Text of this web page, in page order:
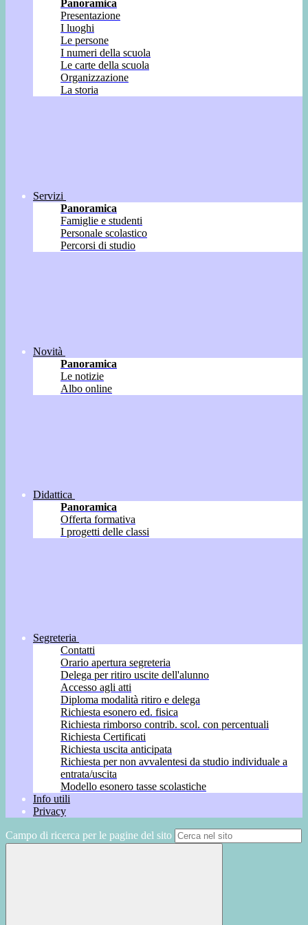
Panoramica
Presentazione
I luoghi
Le persone
I numeri della scuola
Le carte della scuola
Organizzazione
La storia
Servizi
Panoramica
Famiglie e studenti
Personale scolastico
Percorsi di studio
Novità
Panoramica
Le notizie
Albo online
Didattica
Panoramica
Offerta formativa
I progetti delle classi
Segreteria
Contatti
Orario apertura segreteria
Delega per ritiro uscite dell'alunno
Accesso agli atti
Diploma modalità ritiro e delega
Richiesta esonero ed. fisica
Richiesta rimborso contrib. scol. con percentuali
Richiesta Certificati
Richiesta uscita anticipata
Richiesta per non avvalentesi da studio individuale a
entrata/uscita
Modello esonero tasse scolastiche
Info utili
Privacy
Campo di ricerca per le pagine del sito